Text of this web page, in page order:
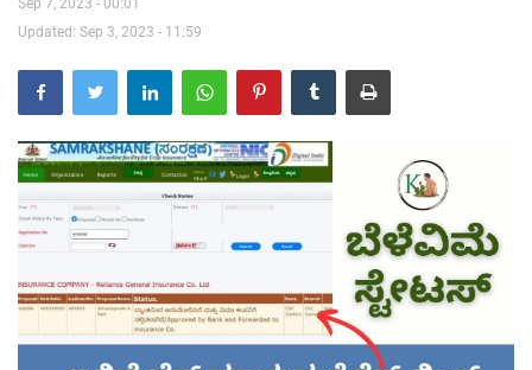
ಮುಂದಿನ 5 ದಿನಗಳ ಮಳೆ ಮಾಹಿತಿ
Gallery
Contact Us
Updated: Sep 3, 2023 - 11:59